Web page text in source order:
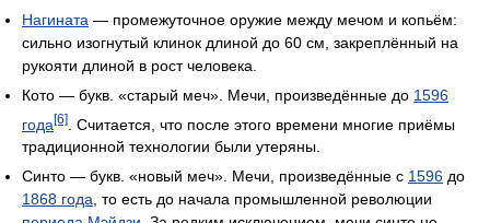
Нагината — промежуточное оружие между мечом и копьём:
сильно изогнутый клинок длиной до 60 см, закреплённый на
рукояти длиной в рост человека.
Кото — букв. «старый меч». Мечи, произведённые до 1596
года[6]
. Считается, что после этого времени многие приёмы
традиционной технологии были утеряны.
Синто — букв. «новый меч». Мечи, произведённые с 1596 до
1868 года, то есть до начала промышленной революции